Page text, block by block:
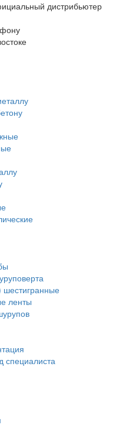
дистрибьютер
шестигранные
ленты
специалиста